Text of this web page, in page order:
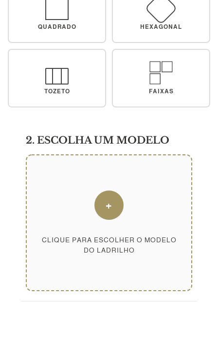
QUADRADO HEXAGONAL
TOZETO FAIXAS
2. ESCOLHA UM MODELO
+
CLIQUE PARA ESCOLHER O MODELO
DO LADRILHO